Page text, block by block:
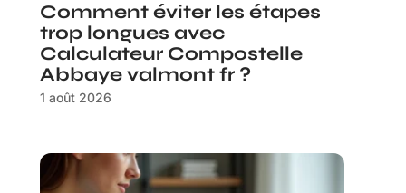
Comment éviter les étapes
trop longues avec
Calculateur Compostelle
Abbaye valmont fr ?
1 août 2026